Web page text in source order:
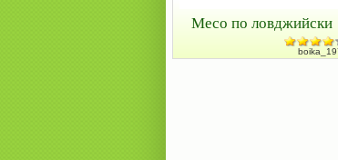
Месо по ловджийски